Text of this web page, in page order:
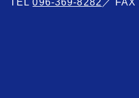
TEL096-369-8282 ／ FAX